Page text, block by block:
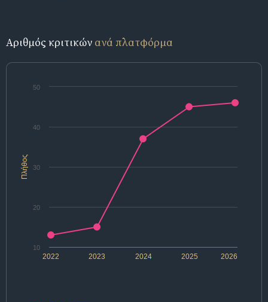
Αριθμός κριτικών ανά πλατφόρμα
Πλήθος
2022 2024 2026
2023 2025
10
20
30
40
50